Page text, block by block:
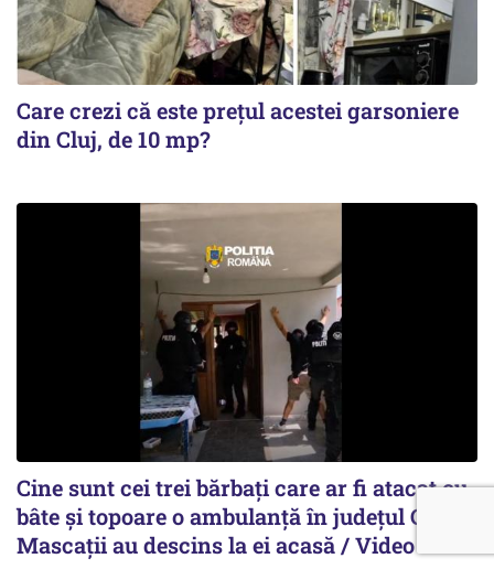
Care crezi că este prețul acestei garsoniere
din Cluj, de 10 mp?
Cine sunt cei trei bărbați care ar fi atacat cu
bâte și topoare o ambulanță în județul Cluj.
Mascații au descins la ei acasă / Video